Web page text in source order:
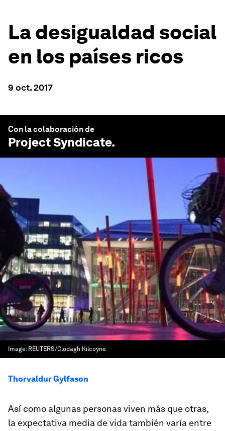
La desigualdad social
en los países ricos
9 oct. 2017
Con la colaboración de
Project Syndicate.
Image: REUTERS/Clodagh Kilcoyne
Thorvaldur Gylfason
Así como algunas personas viven más que otras,
la expectativa media de vida también varía entre